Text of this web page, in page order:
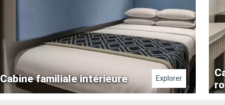
Cabine familiale intérieure Explorer